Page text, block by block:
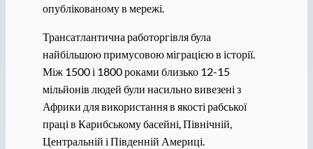
опублікованому в мережі.
Трансатлантична работоргівля була
найбільшою примусовою міграцією в історії.
Між 1500 і 1800 роками близько 12-15
мільйонів людей були насильно вивезені з
Африки для використання в якості рабської
праці в Карибському басейні, Північній,
Центральній і Південній Америці.